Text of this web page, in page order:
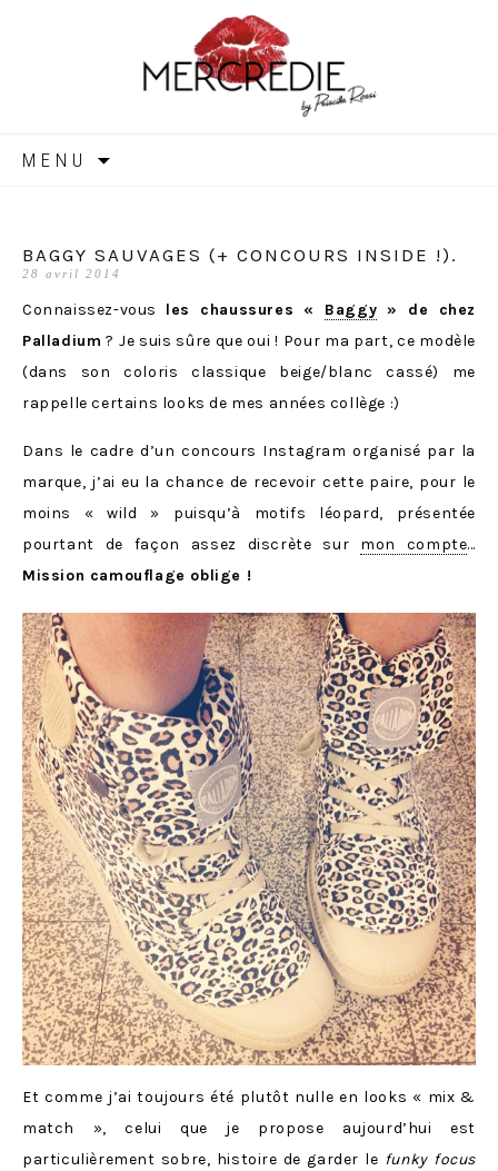
MERCREDIE
MENU
BAGGY SAUVAGES (+ CONCOURS INSIDE !).
28 avril 2014
Connaissez-vous les chaussures « Baggy » de chez
Palladium ? Je suis sûre que oui ! Pour ma part, ce modèle
(dans son coloris classique beige/blanc cassé) me
rappelle certains looks de mes années collège :)
Dans le cadre d’un concours Instagram organisé par la
marque, j’ai eu la chance de recevoir cette paire, pour le
moins « wild » puisqu’à motifs léopard, présentée
pourtant de façon assez discrète sur mon compte…
Mission camouflage oblige !
Et comme j’ai toujours été plutôt nulle en looks « mix &
match », celui que je propose aujourd’hui est
particulièrement sobre, histoire de garder le funky focus